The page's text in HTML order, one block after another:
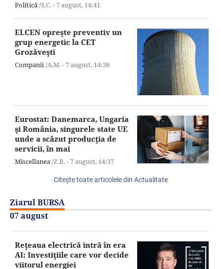
Politică/S.C. -7 august, 14:41
ELCEN opreşte preventiv un
grup energetic la CET
Grozăveşti
Companii/A.M. -7 august, 14:38
Eurostat: Danemarca, Ungaria
şi România, singurele state UE
unde a scăzut producţia de
servicii, în mai
Miscellanea/Z.B. -7 august, 14:37
Citeşte toate articolele din Actualitate
Ziarul BURSA
07 august
Reţeaua electrică intră în era
AI; Investiţiile care vor decide
viitorul energiei